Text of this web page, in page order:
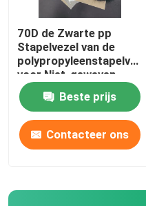
70D de Zwarte pp
Stapelvezel van de
polypropyleenstapelvezel
voor Niet-geweven
Beste prijs
Contacteer ons